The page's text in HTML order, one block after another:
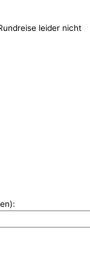
leider nicht